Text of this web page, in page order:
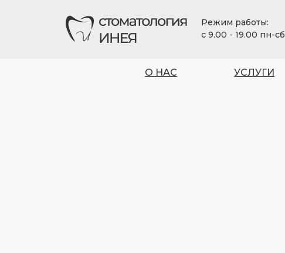
Режим работы:
с 9.00 - 19.00 пн-сб
О НАС УСЛУГИ